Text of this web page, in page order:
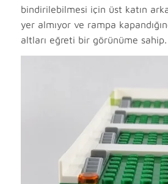
bindirilebilmesi için üst katın
yer almıyor ve rampa
altları eğreti bir görünüme sahip.